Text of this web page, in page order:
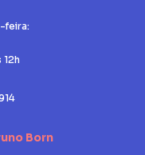
feira:
12h
Born